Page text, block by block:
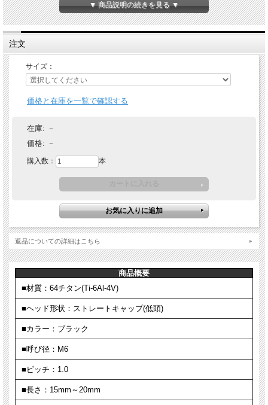
▼ 商品説明の続きを見る ▼
注文
サイズ：
価格と在庫を一覧で確認する
在庫: －
価格: －
購入数： 本
返品についての詳細はこちら
商品概要
■材質：64チタン(Ti-6Al-4V)
■ヘッド形状：ストレートキャップ(低頭)
■カラー：ブラック
■呼び径：M6
■ピッチ：1.0
■長さ：15mm～20mm